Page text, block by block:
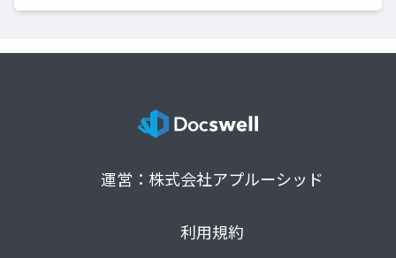
運営：株式会社アプルーシッド
利用規約